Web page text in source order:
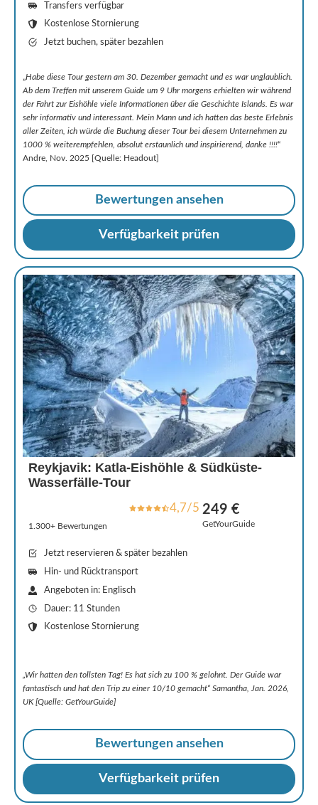
Transfers verfügbar
Kostenlose Stornierung
Jetzt buchen, später bezahlen
„Habe diese Tour gestern am 30. Dezember gemacht und es war unglaublich.
Ab dem Treffen mit unserem Guide um 9 Uhr morgens erhielten wir während
der Fahrt zur Eishöhle viele Informationen über die Geschichte Islands. Es war
sehr informativ und interessant. Mein Mann und ich hatten das beste Erlebnis
aller Zeiten, ich würde die Buchung dieser Tour bei diesem Unternehmen zu
1000 % weiterempfehlen, absolut erstaunlich und inspirierend, danke !!!!“
Andre, Nov. 2025 [Quelle: Headout]
Bewertungen ansehen
Verfügbarkeit prüfen
Reykjavik: Katla-Eishöhle & Südküste-
Wasserfälle-Tour
4,7/5
1.300+ Bewertungen
249 €
GetYourGuide
Jetzt reservieren & später bezahlen
Hin- und Rücktransport
Angeboten in: Englisch
Dauer: 11 Stunden
Kostenlose Stornierung
„Wir hatten den tollsten Tag! Es hat sich zu 100 % gelohnt. Der Guide war
fantastisch und hat den Trip zu einer 10/10 gemacht“ Samantha, Jan. 2026,
UK [Quelle: GetYourGuide]
Bewertungen ansehen
Verfügbarkeit prüfen